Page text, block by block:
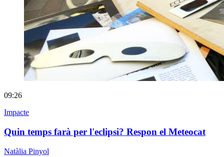
09:26
Impacte
Quin temps farà per l'eclipsi? Respon el Meteocat
Natàlia Pinyol